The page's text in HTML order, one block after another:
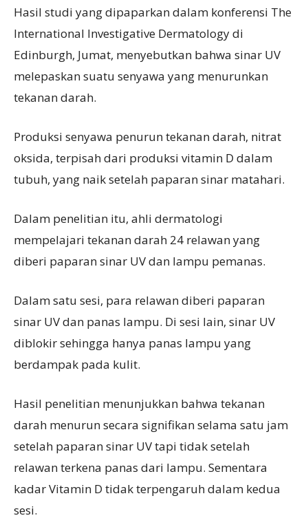
Hasil studi yang dipaparkan dalam konferensi The
International Investigative Dermatology di
Edinburgh, Jumat, menyebutkan bahwa sinar UV
melepaskan suatu senyawa yang menurunkan
tekanan darah.
Produksi senyawa penurun tekanan darah, nitrat
oksida, terpisah dari produksi vitamin D dalam
tubuh, yang naik setelah paparan sinar matahari.
Dalam penelitian itu, ahli dermatologi
mempelajari tekanan darah 24 relawan yang
diberi paparan sinar UV dan lampu pemanas.
Dalam satu sesi, para relawan diberi paparan
sinar UV dan panas lampu. Di sesi lain, sinar UV
diblokir sehingga hanya panas lampu yang
berdampak pada kulit.
Hasil penelitian menunjukkan bahwa tekanan
darah menurun secara signifikan selama satu jam
setelah paparan sinar UV tapi tidak setelah
relawan terkena panas dari lampu. Sementara
kadar Vitamin D tidak terpengaruh dalam kedua
sesi.